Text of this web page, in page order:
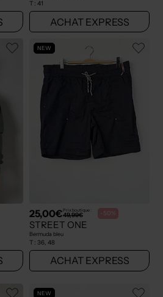
T : 41
ACHAT EXPRESS
NEW
25,00€Prix boutique :
49,99€ -50%
STREET ONE
Bermuda bleu
T : 36, 48
ACHAT EXPRESS
NEW